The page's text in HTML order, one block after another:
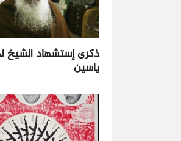
ذكرى إستشهاد الشيخ
ياسين